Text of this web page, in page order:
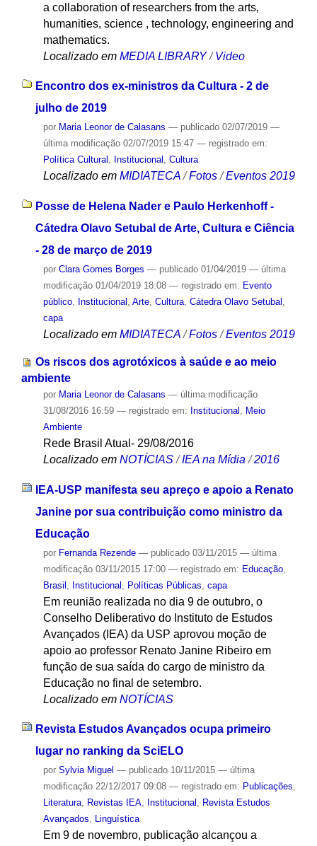
a collaboration of researchers from the arts,
humanities, science , technology, engineering and
mathematics.
Localizado em MEDIA LIBRARY /Video
Encontro dos ex-ministros da Cultura - 2 de
julho de 2019
por Maria Leonor de Calasans — publicado02/07/2019 —
última modificação02/07/2019 15:47 — registrado em:
Política Cultural , Institucional , Cultura
Localizado em MIDIATECA /Fotos /Eventos 2019
Posse de Helena Nader e Paulo Herkenhoff -
Cátedra Olavo Setubal de Arte, Cultura e Ciência
- 28 de março de 2019
por Clara Gomes Borges — publicado01/04/2019 — última
modificação01/04/2019 18:08 — registrado em: Evento
público, Institucional , Arte, Cultura, Cátedra Olavo Setubal ,
capa
Localizado em MIDIATECA /Fotos /Eventos 2019
Os riscos dos agrotóxicos à saúde e ao meio
ambiente
por Maria Leonor de Calasans — última modificação
31/08/2016 16:59 — registrado em: Institucional
Meio
Ambiente
Rede Brasil Atual- 29/08/2016
Localizado em NOTÍCIAS /IEA na Mídia /2016
IEA-USP manifesta seu apreço e apoio a Renato
Janine por sua contribuição como ministro da
Educação
por Fernanda Rezende — publicado03/11/2015 — última
modificação03/11/2015 17:00 — registrado em: Educação,
Brasil
Institucional Políticas Públicas capa
Em reunião realizada no dia 9 de outubro, o
Conselho Deliberativo do Instituto de Estudos
Avançados (IEA) da USP aprovou moção de
apoio ao professor Renato Janine Ribeiro em
função de sua saída do cargo de ministro da
Educação no final de setembro.
Localizado em NOTÍCIAS
Revista Estudos Avançados ocupa primeiro
lugar no ranking da SciELO
por Sylvia Miguel — publicado10/11/2015 — última
modificação22/12/2017 09:08 — registrado em: Publicações,
Literatura, Revistas IEA, Institucional , Revista Estudos
Avançados, Linguística
Em 9 de novembro, publicação alcançou a